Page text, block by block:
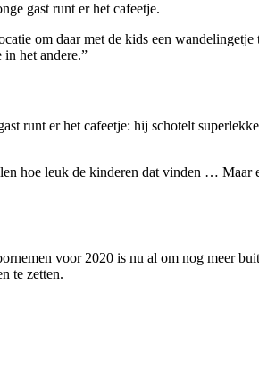
gast runt er het cafeetje.
om daar met de kids een wandelingetje
het andere.”
runt er het cafeetje: hij schotelt
hoe leuk de kinderen dat vinden … Maar
voor 2020 is nu al om nog meer
te zetten.